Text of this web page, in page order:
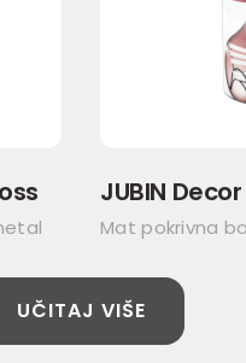
JUBIN
Mat pokrivna
UČITAJ VIŠE